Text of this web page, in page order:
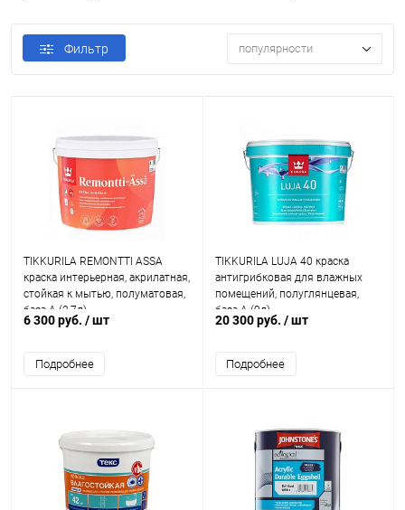
Фильтр популярности
TIKKURILA REMONTTI ASSA
краска интерьерная, акрилатная,
стойкая к мытью, полуматовая,
база A (2,7л)
6 300 руб. / шт
Подробнее
TIKKURILA LUJA 40 краска
антигрибковая для влажных
помещений, полуглянцевая,
база A (9л)
20 300 руб. / шт
Подробнее